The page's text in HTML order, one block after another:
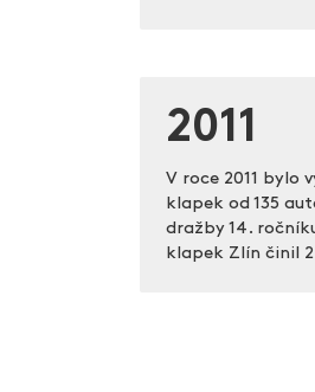
2011
V roce 2011 bylo
klapek od 135
dražby 14.
klapek Zlín činil